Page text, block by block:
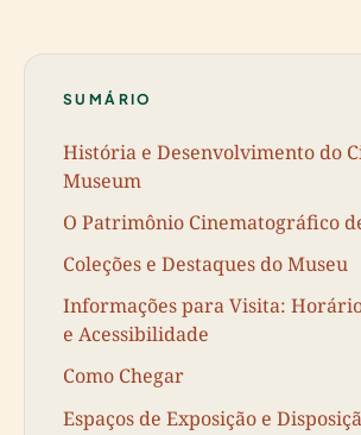
SUMÁRIO
História e Desenvolvimento do
Museum
O Patrimônio Cinematográfico
Coleções e Destaques do Museu
Informações para Visita:
e Acessibilidade
Como Chegar
Espaços de Exposição e